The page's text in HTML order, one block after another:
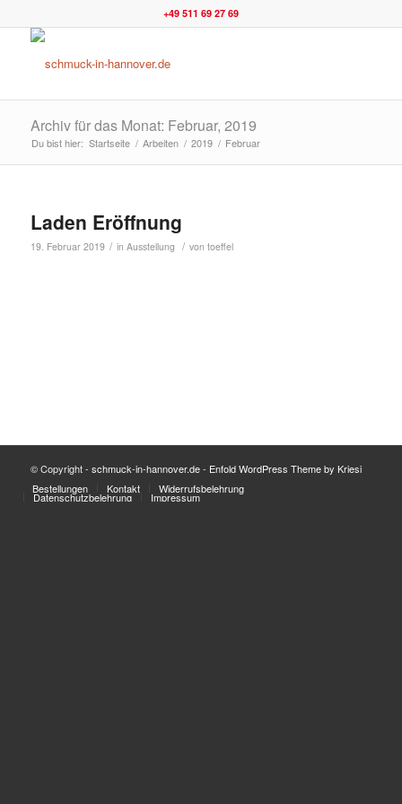
+49 511 69 27 69
Archiv für das Monat: Februar, 2019
Du bist hier: Startseite / Arbeiten / 2019 / Februar
Laden Eröffnung
19. Februar 2019 / in Ausstellung / von toeffel
© Copyright - schmuck-in-hannover.de- Enfold WordPress Theme by Kriesi
Bestellungen
Kontakt Widerrufsbelehrung
Datenschutzbelehrung Impressum